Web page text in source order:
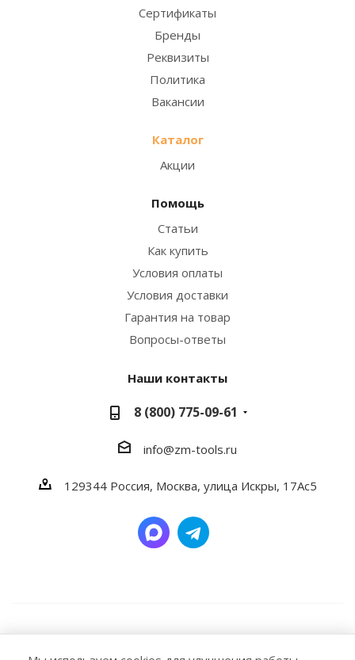
Сертификаты
Бренды
Реквизиты
Политика
Вакансии
Каталог
Акции
Помощь
Статьи
Как купить
Условия оплаты
Условия доставки
Гарантия на товар
Вопросы-ответы
Наши контакты
8 (800) 775-09-61
info@zm-tools.ru
129344 Россия, Москва, улица Искры, 17Ас5